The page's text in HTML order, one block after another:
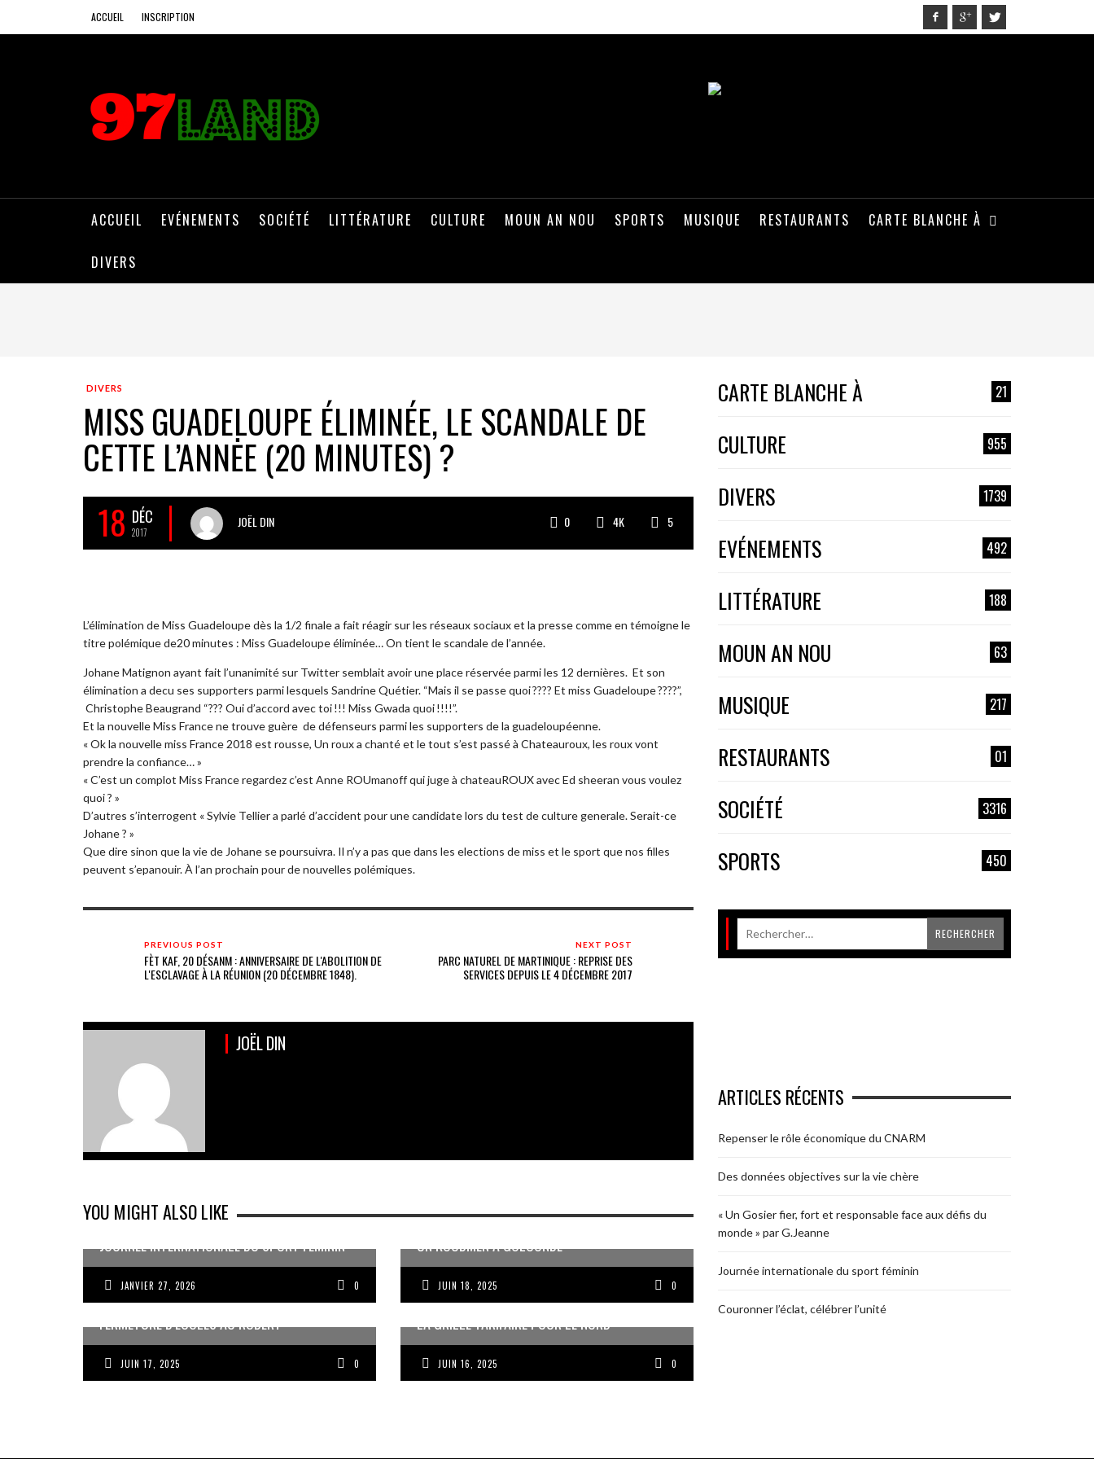
ACCUEIL INSCRIPTION
ACCUEIL EVÉNEMENTS SOCIÉTÉ LITTÉRATURE CULTURE MOUN AN NOU SPORTS MUSIQUE RESTAURANTS CARTE BLANCHE À
DIVERS
DIVERS
MISS GUADELOUPE ÉLIMINÉE, LE SCANDALE DE
CETTE L’ANNĖE (20 MINUTES) ?
18 DÉC
2017
JOËL DIN 0 4K 5
L’élimi­na­tion de Miss Guade­loupe dès la 1/2 finale a fait réagir sur les réseaux sociaux et la presse comme en témoigne le
titre polémique de20 minutes : Miss Guadeloupe éliminée… On tient le scandale de l’année.
Johane Matignon ayant fait l’una­ni­mité sur Twit­ter semblait avoir une place réservée parmi les 12 dernières. Et son
élimination a decu ses supporters parmi lesquels Sandrine Quétier. “Mais il se passe quoi ???? Et miss Guade­loupe ????”,
Chris­tophe Beau­grand “??? Oui d’ac­cord avec toi !!! Miss Gwada quoi !!!!”.
Et la nouvelle Miss France ne trouve guère de défenseurs parmi les supporters de la guadeloupéenne.
« Ok la nouvelle miss France 2018 est rousse, Un roux a chanté et le tout s’est passé à Chateauroux, les roux vont
prendre la confiance… »
« C’est un complot Miss France regardez c’est Anne ROUmanoff qui juge à chateauROUX avec Ed sheeran vous voulez
quoi ? »
D’autres s’interrogent « Sylvie Tellier a parlé d’accident pour une candidate lors du test de culture generale. Serait-ce
Johane ? »
Que dire sinon que la vie de Johane se poursuivra. Il n’y a pas que dans les elections de miss et le sport que nos filles
peuvent s’epanouir. À l’an prochain pour de nouvelles polémiques.
PREVIOUS POST
FÈT KAF, 20 DÉSANM : ANNIVERSAIRE DE L'ABOLITION DE
L'ESCLAVAGE À LA RÉUNION (20 DÉCEMBRE 1848).
NEXT POST
PARC NATUREL DE MARTINIQUE : REPRISE DES
SERVICES DEPUIS LE 4 DÉCEMBRE 2017
JOËL DIN
YOU MIGHT ALSO LIKE
JOURNÉE INTERNATIONALE DU SPORT FÉMININ
JANVIER 27, 2026 0
UN KOUDMEN À GOLCONDE
JUIN 18, 2025 0
FERMETURE D’ÉCOLES AU ROBERT
JUIN 17, 2025 0
LA GRILLE TARIFAIRE POUR LE NORD
JUIN 16, 2025 0
CARTE BLANCHE À 21
CULTURE 955
DIVERS 1739
EVÉNEMENTS 492
LITTÉRATURE 188
MOUN AN NOU 63
MUSIQUE 217
RESTAURANTS 01
SOCIÉTÉ 3316
SPORTS 450
ARTICLES RÉCENTS
Repenser le rôle économique du CNARM
Des données objectives sur la vie chère
« Un Gosier fier, fort et responsable face aux défis du
monde » par G.Jeanne
Journée internationale du sport féminin
Couronner l’éclat, célébrer l’unité